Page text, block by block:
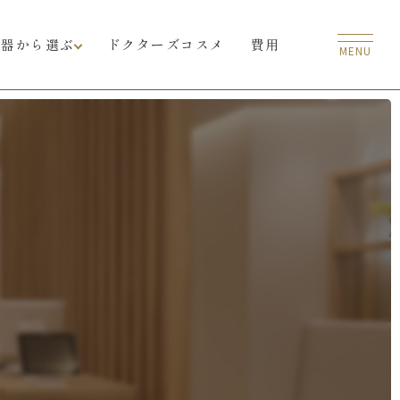
から選ぶ ドクターズコスメ 費用 MENU